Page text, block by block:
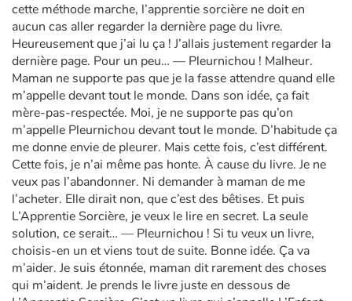
cette méthode marche, l’apprentie sorcière ne doit en
aucun cas aller regarder la dernière page du livre.
Heureusement que j’ai lu ça ! J’allais justement regarder la
dernière page. Pour un peu… — Pleurnichou ! Malheur.
Maman ne supporte pas que je la fasse attendre quand elle
m’appelle devant tout le monde. Dans son idée, ça fait
mère-pas-respectée. Moi, je ne supporte pas qu’on
m’appelle Pleurnichou devant tout le monde. D’habitude ça
me donne envie de pleurer. Mais cette fois, c’est différent.
Cette fois, je n’ai même pas honte. À cause du livre. Je ne
veux pas l’abandonner. Ni demander à maman de me
l’acheter. Elle dirait non, que c’est des bêtises. Et puis
L’Apprentie Sorcière, je veux le lire en secret. La seule
solution, ce serait… — Pleurnichou ! Si tu veux un livre,
choisis-en un et viens tout de suite. Bonne idée. Ça va
m’aider. Je suis étonnée, maman dit rarement des choses
qui m’aident. Je prends le livre juste en dessous de